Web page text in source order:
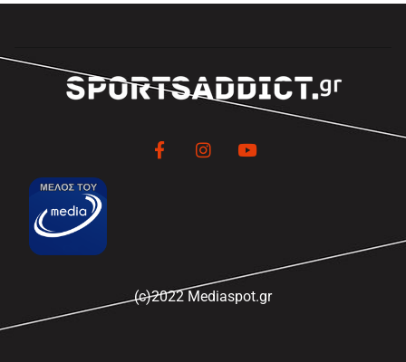
(c)2022 Mediaspot.gr